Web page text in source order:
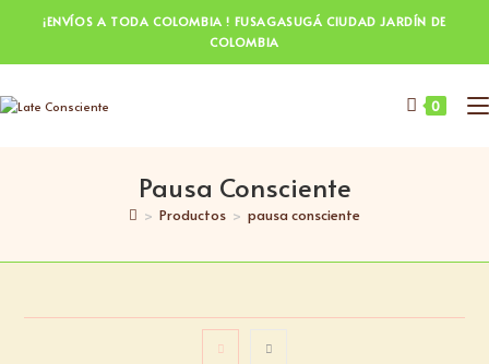
¡ENVÍOS A TODA COLOMBIA ! FUSAGASUGÁ CIUDAD JARDÍN DE
COLOMBIA
0
Pausa Consciente
> Productos > pausa consciente